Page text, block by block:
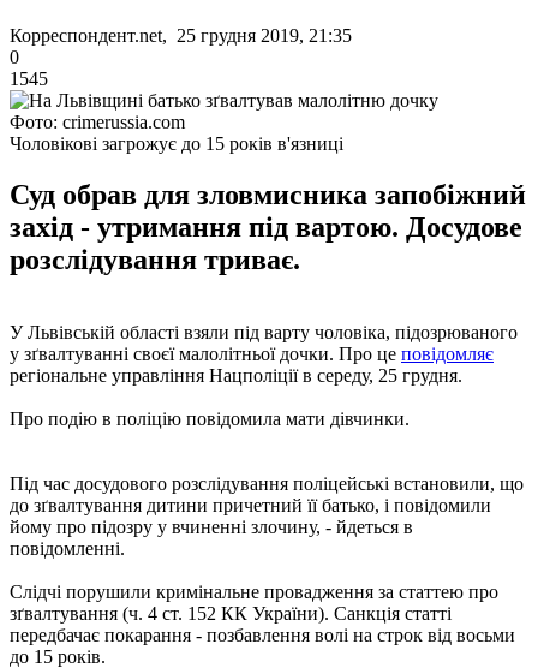
Корреспондент.net, 25 грудня 2019, 21:35
0
1545
Фото: crimerussia.com
Чоловікові загрожує до 15 років в'язниці
Суд обрав для зловмисника запобіжний
захід - утримання під вартою. Досудове
розслідування триває.
У Львівській області взяли під варту чоловіка, підозрюваного
у зґвалтуванні своєї малолітньої дочки. Про це повідомляє
регіональне управління Нацполіції в середу, 25 грудня.
Про подію в поліцію повідомила мати дівчинки.
Під час досудового розслідування поліцейські встановили, що
до зґвалтування дитини причетний її батько, і повідомили
йому про підозру у вчиненні злочину, - йдеться в
повідомленні.
Слідчі порушили кримінальне провадження за статтею про
зґвалтування (ч. 4 ст. 152 КК України). Санкція статті
передбачає покарання - позбавлення волі на строк від восьми
до 15 років.